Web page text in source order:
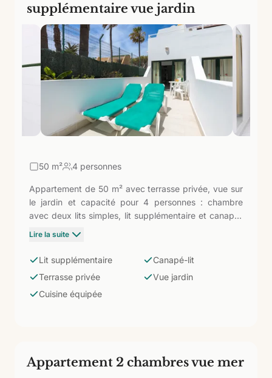
supplémentaire vue jardin
50 m² 4 personnes
Appartement de 50 m² avec terrasse privée, vue sur
le jardin et capacité pour 4 personnes : chambre
avec deux lits simples, lit supplémentaire et canapé-
plaque vitrocéramique. Salle de bain avec douche et
sans avoir besoin de passer à deux chambres : plus
flexible que la norme d'une chambre, avec
Lire la suite
Lit supplémentaire
Canapé-lit
Terrasse privée
Vue jardin
Cuisine équipée
Appartement 2 chambres vue mer